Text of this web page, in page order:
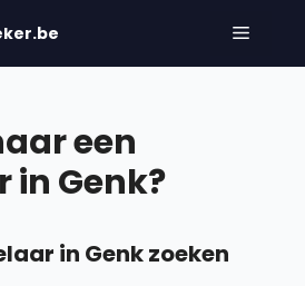
Menu
een
Genk?
in Genk zoeken